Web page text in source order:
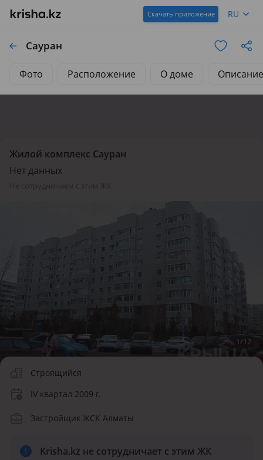
Скачать приложение RU
Сауран
Фото Расположение О доме Описание
Жилой комплекс Сауран
Нет данных
1/12
Строящийся
IV квартал 2009 г.
Застройщик ЖСК Алматы
Krisha.kz не сотрудничает с этим ЖК